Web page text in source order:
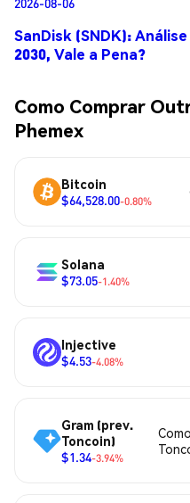
SanDisk (SNDK):
2030, Vale a Pena?
Como Comprar
Phemex
Bitcoin
$64,528.00-0.80%
Solana
$73.05-1.40%
Injective
$4.53-4.08%
Gram (prev.
Toncoin)
$1.34-3.94%